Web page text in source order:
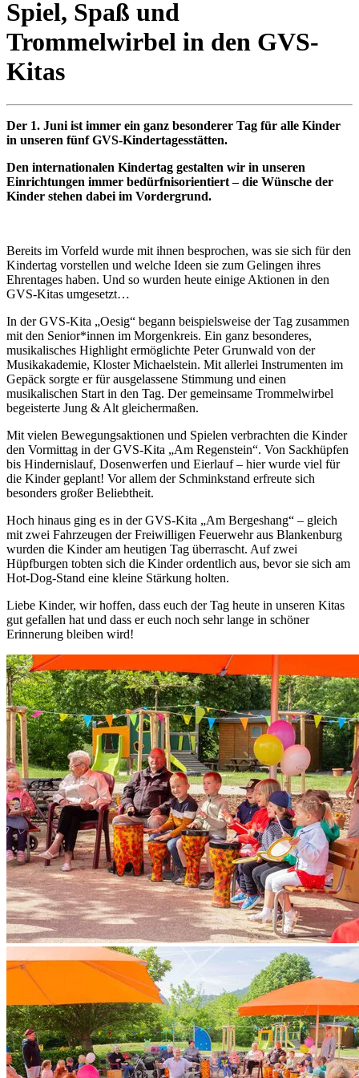
Spiel, Spaß und
Trommelwirbel in den GVS-
Kitas
Der 1. Juni ist immer ein ganz besonderer Tag für alle Kinder
in unseren fünf GVS-Kindertagesstätten.
Den internationalen Kindertag gestalten wir in unseren
Einrichtungen immer bedürfnisorientiert – die Wünsche der
Kinder stehen dabei im Vordergrund.
Bereits im Vorfeld wurde mit ihnen besprochen, was sie sich für den
Kindertag vorstellen und welche Ideen sie zum Gelingen ihres
Ehrentages haben. Und so wurden heute einige Aktionen in den
GVS-Kitas umgesetzt…
In der GVS-Kita „Oesig“ begann beispielsweise der Tag zusammen
mit den Senior*innen im Morgenkreis. Ein ganz besonderes,
musikalisches Highlight ermöglichte Peter Grunwald von der
Musikakademie, Kloster Michaelstein. Mit allerlei Instrumenten im
Gepäck sorgte er für ausgelassene Stimmung und einen
musikalischen Start in den Tag. Der gemeinsame Trommelwirbel
begeisterte Jung & Alt gleichermaßen.
Mit vielen Bewegungsaktionen und Spielen verbrachten die Kinder
den Vormittag in der GVS-Kita „Am Regenstein“. Von Sackhüpfen
bis Hindernislauf, Dosenwerfen und Eierlauf – hier wurde viel für
die Kinder geplant! Vor allem der Schminkstand erfreute sich
besonders großer Beliebtheit.
Hoch hinaus ging es in der GVS-Kita „Am Bergeshang“ – gleich
mit zwei Fahrzeugen der Freiwilligen Feuerwehr aus Blankenburg
wurden die Kinder am heutigen Tag überrascht. Auf zwei
Hüpfburgen tobten sich die Kinder ordentlich aus, bevor sie sich am
Hot-Dog-Stand eine kleine Stärkung holten.
Liebe Kinder, wir hoffen, dass euch der Tag heute in unseren Kitas
gut gefallen hat und dass er euch noch sehr lange in schöner
Erinnerung bleiben wird!